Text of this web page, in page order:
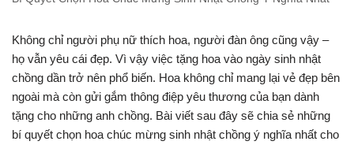
Không chỉ người phụ nữ thích hoa, người đàn ông cũng vậy –
họ vẫn yêu cái đẹp. Vì vậy việc tặng hoa vào ngày sinh nhật
chồng dần trở nên phổ biến. Hoa không chỉ mang lại vẻ đẹp bên
ngoài mà còn gửi gắm thông điệp yêu thương của bạn dành
tặng cho những anh chồng. Bài viết sau đây sẽ chia sẻ những
bí quyết chọn hoa chúc mừng sinh nhật chồng ý nghĩa nhất cho